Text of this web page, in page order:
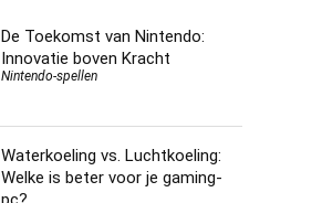
De Toekomst van Nintendo:
Innovatie boven Kracht
Nintendo-spellen
Waterkoeling vs. Luchtkoeling:
Welke is beter voor je gaming-